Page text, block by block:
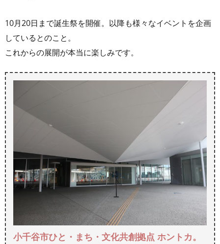
10月20日まで誕生祭を開催。以降も様々なイベントを企画
しているとのこと。
これからの展開が本当に楽しみです。
小千谷市ひと・まち・文化共創拠点 ホントカ。